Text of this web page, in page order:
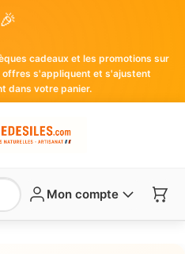
🎉
cadeaux et les promotions sur
offres s'appliquent et s'ajustent
dans votre panier.
Mon compte